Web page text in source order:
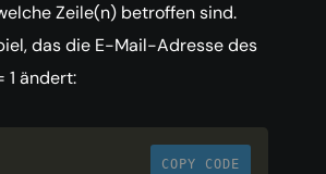
Zeile(n) betroffen sind.
das die E-Mail-Adresse des
1 ändert:
COPY CODE